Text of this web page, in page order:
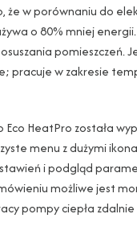
że w porównaniu do
o 80% mniej
pomieszczeń.
pracuje w zakresie
HeatPro została
menu z dużymi
i podgląd
możliwe jest
pompy ciepła zdalnie